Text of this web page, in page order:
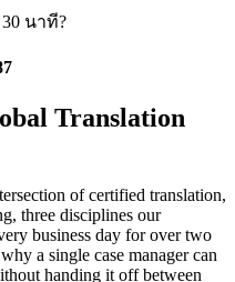
นาที?
Translation
of certified translation,
three disciplines our
business day for over two
a single case manager can
handing it off between